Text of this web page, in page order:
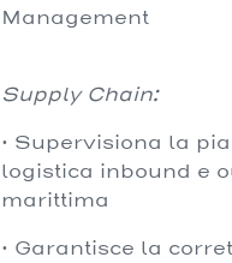
Management
Supply Chain:
· Supervisiona la
logistica inbound e
marittima
· Garantisce la